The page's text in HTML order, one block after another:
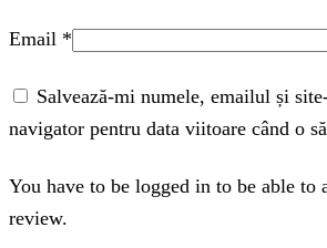
Email *
Salvează-mi numele, emailul și
navigator pentru data viitoare când o
You have to be logged in to be able to
review.